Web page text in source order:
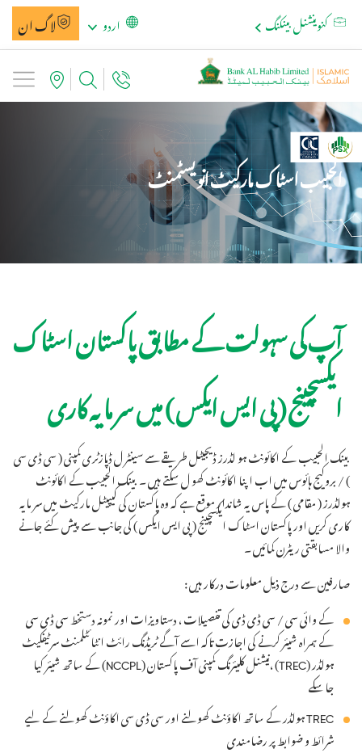
لاگ ان اردو کنوینشنل بینکنگ
الحبیب اسٹاک مارکیٹ انو یسٹمنٹ
آپ کی سہولت کے مطابق پاکستان اسٹاک
ایکسچینج ( پی ایس ایکس ) میں سر مایہ کاری
بینک الحبیب کے اکائونٹ ہو لڈرز ڈیجیٹل طریقے سے سینٹر ل ڈپازٹری کمپنی ( سی ڈی سی
) / بروکیج ہائوس میں اب اپنا اکائونٹ کھو ل سکتے ہیں ۔ بینک الحبیب کے اکائونٹ
ہولڈرز ( مقامی ) کے پاس یہ شاندار موقع ہے کہ وہ پاکستان کی کیپیٹل مارکیٹ میں سر مایہ
کاری کریں اور پاکستان اسٹاک ایکسچینج ( پی ایس ایکس ) کی جانب سے پیش کئے جانے
والا مسابقتی ریٹرن کمائیں ۔
صارفین سے درج ذیل معلومات درکار ہیں :
کے وائی سی / سی ڈی ڈی کی تفصیلات ، دستاویزات اور نمونہ دستخط سی ڈی سی
کے ہمراہ شیئر کرنے کی اجازت تاکہ اسے آگے ٹریڈنگ رائٹ انٹائٹلمنٹ سرٹیفکیٹ
ہولڈر (TREC) ،نیشنل کلیئرنگ کمپنی آف پاکستان (NCCPL) کے ساتھ شیئر کیا
جاسکے
TREC ہولڈر کے ساتھ اکاؤنٹ کھولنے اور سی ڈی سی اکاؤنٹ کھولنے کے لیے
شرائط و ضوابط پر رضامندی